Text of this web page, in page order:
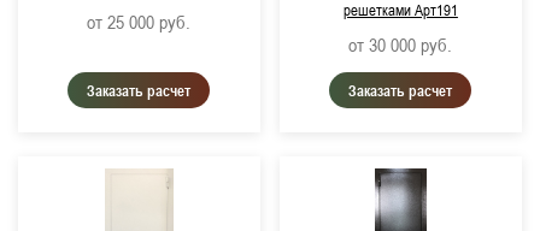
от 25 000 руб.
Заказать расчет
решетками Арт191
от 30 000 руб.
Заказать расчет